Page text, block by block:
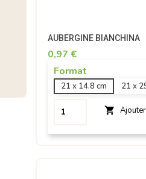
AUBERGINE BIANCHINA
0,97 €
Format
21 x 14.8 cm 21 x
